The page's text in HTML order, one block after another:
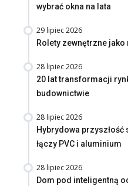
wybrać okna na lata
29 lipiec 2026
Rolety zewnętrzne
28 lipiec 2026
20 lat transformacji
budownictwie
28 lipiec 2026
Hybrydowa
łączy PVC i aluminium
28 lipiec 2026
Dom pod inteligentną